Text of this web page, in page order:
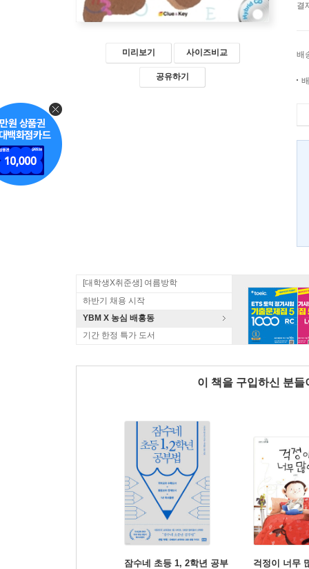
미리보기 사이즈비교
공유하기
결
배
[대학생X취준생] 여름방학
하반기 채용 시작
YBM X 농심 배홍동
기간 한정 특가 도서
이 책을 구입하신 분
잠수네 초등 1, 2학년 공부
걱정이 너무